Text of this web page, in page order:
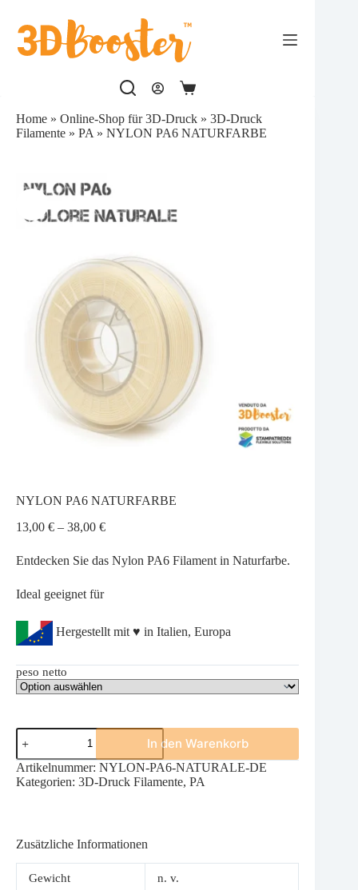
springen
Warenkorb
Home » Online-Shop für 3D-Druck » 3D-Druck
Filamente » PA » NYLON PA6 NATURFARBE
NYLON PA6 NATURFARBE
13,00 € – 38,00 €Preisspanne:
bis
38,00 €
Entdecken Sie das Nylon PA6 Filament in Naturfarbe.
Ideal geeignet für
Hergestellt mit ♥ in Italien, Europa
peso netto
NYLON
PA6
NATURFARBE
Menge
In den Warenkorb
Artikelnummer: NYLON-PA6-NATURALE-DE
Kategorien: 3D-Druck Filamente, PA
Zusätzliche Informationen
Gewicht n. v.